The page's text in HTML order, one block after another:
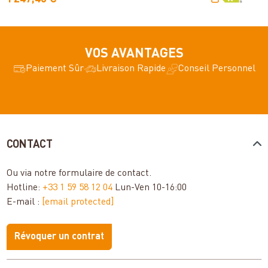
VOS AVANTAGES
Paiement Sûr Livraison Rapide Conseil Personnel
CONTACT
Ou via notreformulaire de contact.
Hotline: +33 1 59 58 12 04 Lun-Ven 10-16:00
E-mail : [email protected]
Révoquer un contrat